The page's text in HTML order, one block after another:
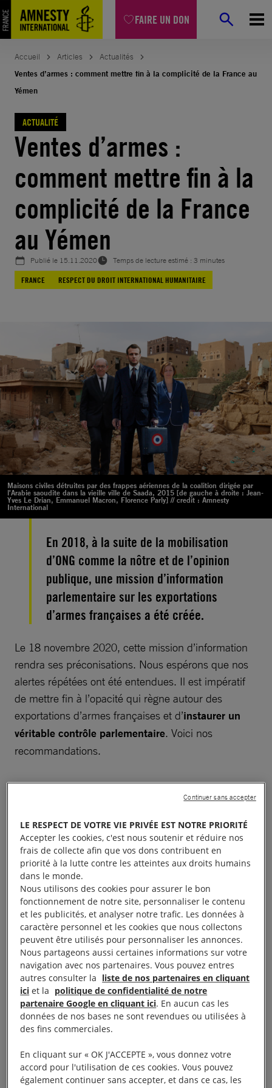
FAIRE UN DON
Aller
au
contenu
Accueil Articles
Actualités
Ventes d’armes : comment mettre fin à la complicité de la France au
Yémen
ACTUALITÉ
Ventes d’armes :
comment mettre fin à la
complicité de la France
au Yémen
Publié le 15.11.2020
Temps de lecture estimé : 3 minutes
FRANCE
RESPECT DU DROIT INTERNATIONAL HUMANITAIRE
Maisons civiles détruites par des frappes aériennes de la coalition dirigée par
l'Arabie saoudite dans la vieille ville de Saada, 2015 [de gauche à droite : Jean-
Yves Le Drian, Emmanuel Macron, Florence Parly] // credit : Amnesty
International
En 2018, à la suite de la mobilisation
d’ONG comme la nôtre et de l’opinion
publique, une mission d’information
parlementaire sur les exportations
d’armes françaises a été créée.
Le 18 novembre 2020, cette mission d’information
rendra ses préconisations. Nous espérons que nos
alertes répétées ont été entendues. Il est impératif
de mettre fin à l’opacité qui règne autour des
exportations d’armes françaises et d’instaurer un
véritable contrôle parlementaire. Voici nos
recommandations.
1. Mettre fin à une
certaine exception
française
Le gouvernement français décide seul des
exportations d’armes etle Parlement n’exerce
aucun contrôle sur son choix. Parmi les grandes
démocraties occidentales exportatrices d’armement,
laFranceest le seul pays dont le Parlement
n’exerce absolument aucune forme de contrôle sur
ses ventes d’armes. Les initiatives parlementaires
proposant un tel contrôle sont jusqu’à maintenant
la possibilité de mettre fin à cette exception
française et d’exercer son droit constitutionnel de
LE RESPECT DE VOTRE VIE PRIVÉE EST NOTRE PRIORITÉ
Accepter les cookies, c'est nous soutenir et réduire nos
frais de collecte afin que vos dons contribuent en
priorité à la lutte contre les atteintes aux droits humains
dans le monde.
Nous utilisons des cookies pour assurer le bon
fonctionnement de notre site, personnaliser le contenu
et les publicités, et analyser notre trafic. Les données à
caractère personnel et les cookies que nous collectons
peuvent être utilisés pour personnaliser les annonces.
Nous partageons aussi certaines informations sur votre
navigation avec nos partenaires. Vous pouvez entres
autres consulter la liste de nos partenaires en cliquant
ici et la politique de confidentialité de notre
partenaire Google en cliquant ici. En aucun cas les
données de nos bases ne sont revendues ou utilisées à
des fins commerciales.
En cliquant sur « OK J'ACCEPTE », vous donnez votre
accord pour l'utilisation de ces cookies. Vous pouvez
également continuer sans accepter, et dans ce cas, les
Continuer sans accepter